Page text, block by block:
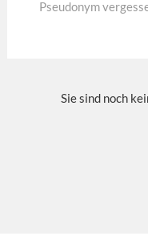
Pseudonym
Sie sind noch